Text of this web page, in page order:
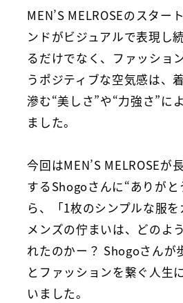
MEN’S MELROSEのスター
ンドがビジュアルで表現し
るだけでなく、ファッショ
うポジティブな空気感は、
滲む“美しさ”や“力強さ”に
ました。
今回はMEN’S MELROSEが
するShogoさんに“ありがと
ら、「1枚のシンプルな服
メンズの佇まいは、どのよ
れたのかー？ Shogoさんが
とファッションを繋ぐ人生
いました。